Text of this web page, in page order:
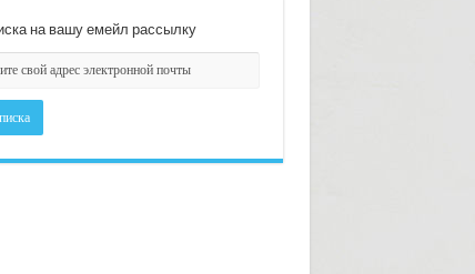
на вашу емейл рассылку